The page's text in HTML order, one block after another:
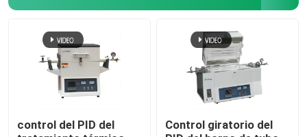
control del PID del
Control giratorio del